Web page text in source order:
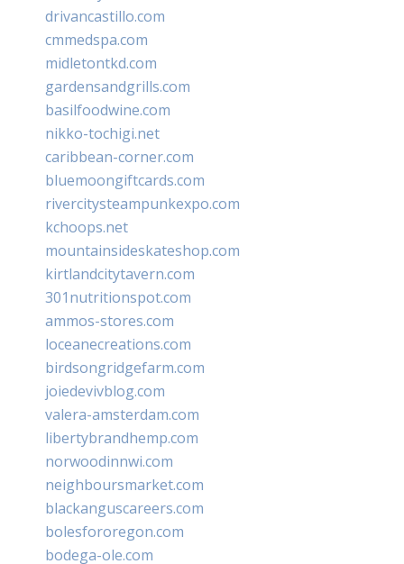
drivancastillo.com
cmmedspa.com
midletontkd.com
gardensandgrills.com
basilfoodwine.com
nikko-tochigi.net
caribbean-corner.com
bluemoongiftcards.com
rivercitysteampunkexpo.com
kchoops.net
mountainsideskateshop.com
kirtlandcitytavern.com
301nutritionspot.com
ammos-stores.com
loceanecreations.com
birdsongridgefarm.com
joiedevivblog.com
valera-amsterdam.com
libertybrandhemp.com
norwoodinnwi.com
neighboursmarket.com
blackanguscareers.com
bolesfororegon.com
bodega-ole.com